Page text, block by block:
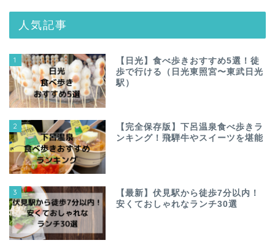
人気記事
1
【日光】食べ歩きおすすめ5選！徒
歩で行ける（日光東照宮〜東武日光
駅）
2
【完全保存版】下呂温泉食べ歩きラ
ンキング！飛騨牛やスイーツを堪能
3
【最新】伏見駅から徒歩7分以内！
安くておしゃれなランチ30選